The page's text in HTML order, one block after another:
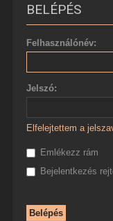
BELÉPÉS
Felhasználónév:
Jelszó:
Elfelejtettem a
Emlékezz rám
Bejelentkezés